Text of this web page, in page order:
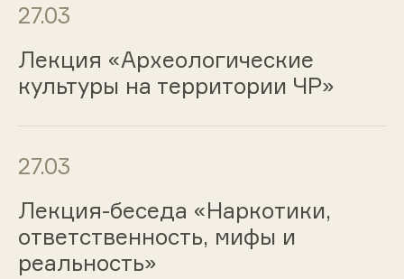
27.03
Лекция «Археологические
культуры на территории ЧР»
27.03
Лекция-беседа «Наркотики,
ответственность, мифы и
реальность»